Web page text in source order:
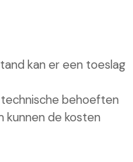
kan er een toeslag
behoeften
kunnen de kosten